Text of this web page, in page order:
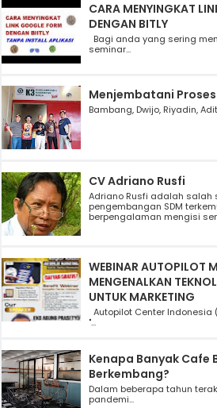
CARA MENYINGKAT
DENGAN BITLY
Bagi anda yang sering
seminar...
Menjembatani
Bambang, Dwijo, Riyadin,
CV Adriano Rusfi
Adriano Rusfi adalah
pengembangan SDM
berpengalaman mengisi
WEBINAR AUTOPILOT
MENGENALKAN
UNTUK MARKETING
Autopilot Center
"...
Kenapa Banyak Cafe
Berkembang?
Dalam beberapa tahun
pandemi...